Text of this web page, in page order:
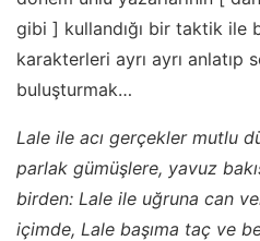
gibi ] kullandığı bir taktik ile
karakterleri ayrı ayrı anlatıp
buluşturmak…
Lale ile acı gerçekler mutlu
parlak gümüşlere, yavuz
birden: Lale ile uğruna can
içimde, Lale başıma taç ve